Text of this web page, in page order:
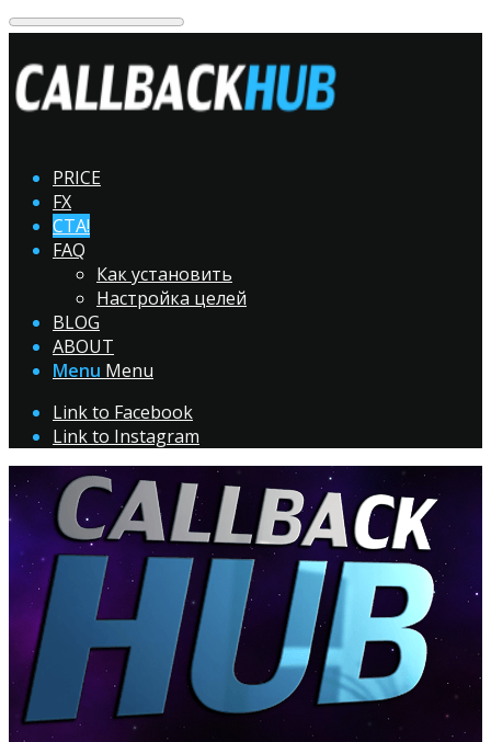
PRICE
FX
CTA!
FAQ
Как установить
Настройка целей
BLOG
ABOUT
Menu Menu
Link to Facebook
Link to Instagram